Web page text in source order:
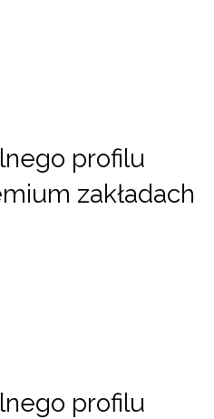
profilu
zakładach
profilu